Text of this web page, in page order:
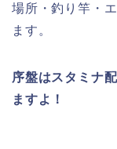
場所・釣り竿・
ます。
序盤はスタミナ
ますよ！